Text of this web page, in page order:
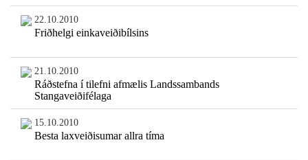
22.10.2010
Friðhelgi einkaveiðibílsins
21.10.2010
Ráðstefna í tilefni afmælis Landssambands
Stangaveiðifélaga
15.10.2010
Besta laxveiðisumar allra tíma